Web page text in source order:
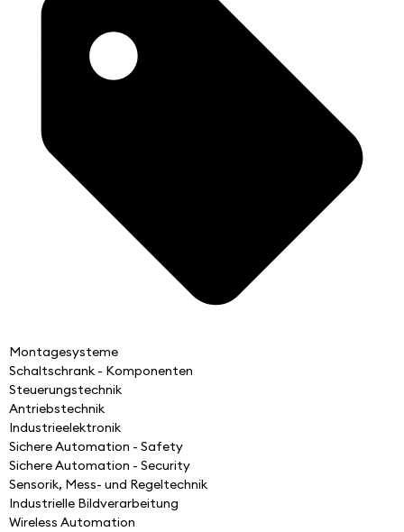
Montagesysteme
Schaltschrank - Komponenten
Steuerungstechnik
Antriebstechnik
Industrieelektronik
Sichere Automation - Safety
Sichere Automation - Security
Sensorik, Mess- und Regeltechnik
Industrielle Bildverarbeitung
Wireless Automation